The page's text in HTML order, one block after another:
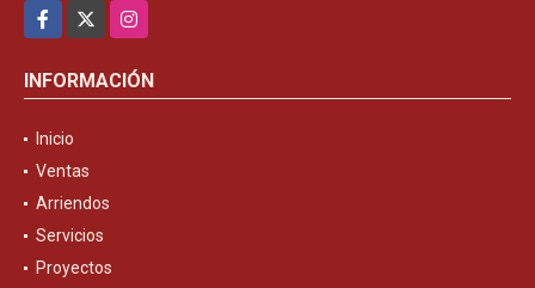
Facebook
Instagram
INFORMACIÓN
Inicio
Ventas
Arriendos
Servicios
Proyectos